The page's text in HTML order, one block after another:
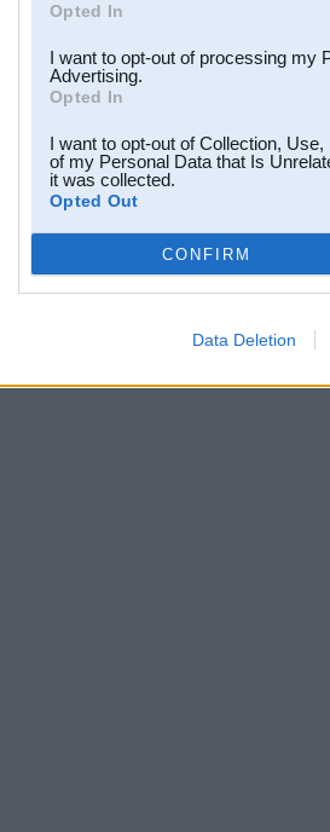
Opted In
I want to opt-out of processing my
Advertising.
Opted In
I want to opt-out of Collection,
of my Personal Data that Is
it was collected.
Opted Out
CONFIRM
Data Deletion